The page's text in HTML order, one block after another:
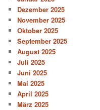
Dezember 2025
November 2025
Oktober 2025
September 2025
August 2025
Juli 2025
Juni 2025
Mai 2025
April 2025
März 2025